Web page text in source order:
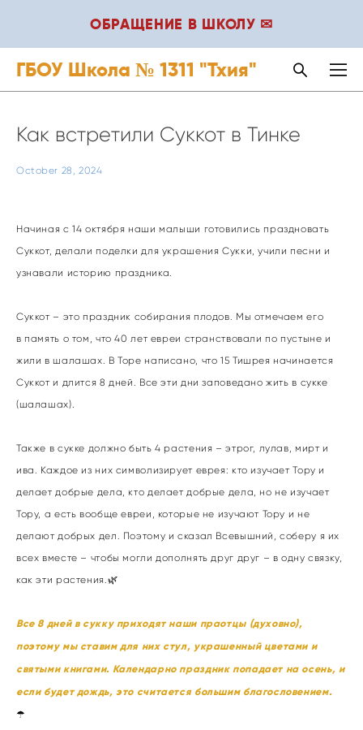
ОБРАЩЕНИЕ В ШКОЛУ ✉
ГБОУ Школа № 1311 "Тхия"
October 28, 2024
Как встретили Суккот в Тинке
Начиная с 14 октября наши малыши готовились праздновать
Суккот, делали поделки для украшения Сукки, учили песни и
узнавали историю праздника.
Суккот – это праздник собирания плодов. Мы отмечаем его
в память о том, что 40 лет евреи странствовали по пустыне и
жили в шалашах. В Торе написано, что 15 Тишрея начинается
Суккот и длится 8 дней. Все эти дни заповедано жить в сукке
(шалашах).
Также в сукке должно быть 4 растения – этрог, лулав, мирт и
ива. Каждое из них символизирует еврея: кто изучает Тору и
делает добрые дела, кто делает добрые дела, но не изучает
Тору, а есть вообще евреи, которые не изучают Тору и не
делают добрых дел. Поэтому и сказал Всевышний, соберу я их
всех вместе – чтобы могли дополнять друг друг – в одну связку,
как эти растения.🌿
Все 8 дней в сукку приходят наши праотцы (духовно),
поэтому мы ставим для них стул, украшенный цветами и
святыми книгами. Календарно праздник попадает на осень, и
если будет дождь, это считается большим благословением.
☂